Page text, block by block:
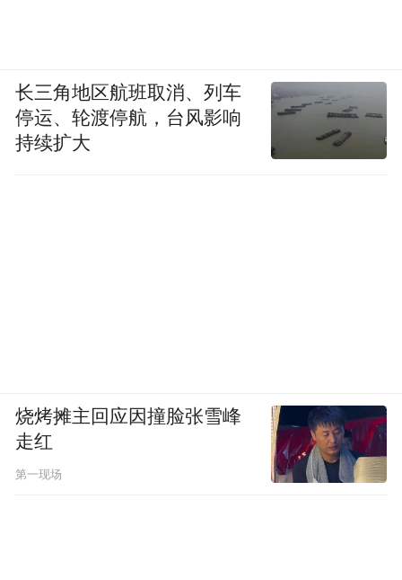
长三角地区航班取消、列车
停运、轮渡停航，台风影响
持续扩大
烧烤摊主回应因撞脸张雪峰
走红
第一现场